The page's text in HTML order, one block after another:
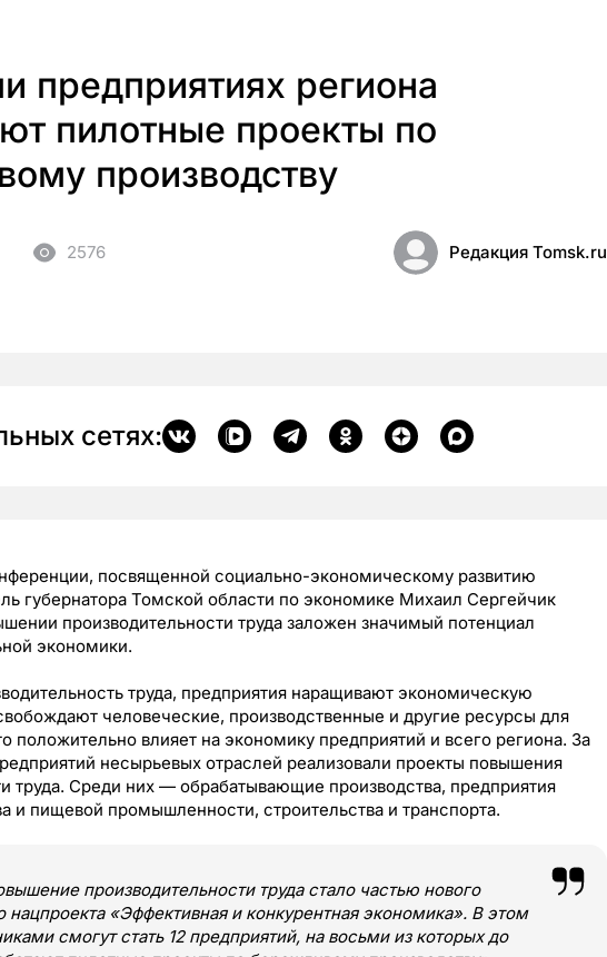
предприятиях региона
пилотные проекты по
производству
2576 Редакция Tomsk.ru
сетях:
посвященной социально-экономическому развитию
губернатора Томской области по экономике Михаил Сергейчик
производительности труда заложен значимый потенциал
экономики.
труда, предприятия наращивают экономическую
человеческие, производственные и другие ресурсы для
положительно влияет на экономику предприятий и всего региона. За
несырьевых отраслей реализовали проекты повышения
труда. Среди них — обрабатывающие производства, предприятия
и пищевой промышленности, строительства и транспорта.
производительности труда стало частью нового
нацпроекта «Эффективная и конкурентная экономика». В этом
смогут стать 12 предприятий, на восьми из которых до